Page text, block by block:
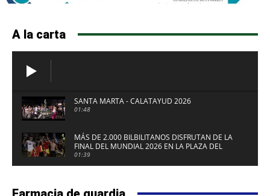
A la carta
SANTA MARTA - CALATAYUD 2026
01:48
MÁS DE 2.000 BILBILITANOS DISFRUTAN DE LA
FINAL DEL MUNDIAL 2026 EN LA PLAZA DEL
FUERTE DE CALATAYUD
01:39